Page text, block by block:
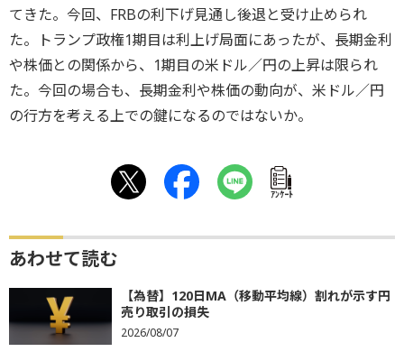
てきた。今回、FRBの利下げ見通し後退と受け止められ
た。トランプ政権1期目は利上げ局面にあったが、長期金利
や株価との関係から、1期目の米ドル／円の上昇は限られ
た。今回の場合も、長期金利や株価の動向が、米ドル／円
の行方を考える上での鍵になるのではないか。
ｱﾝｹｰﾄ
あわせて読む
【為替】120日MA（移動平均線）割れが示す円
売り取引の損失
2026/08/07